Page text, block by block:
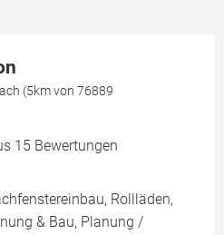
(5km von 76889
15 Bewertungen
Rollläden,
& Bau, Planung /